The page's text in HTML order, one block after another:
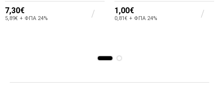
7,30€
5,89€ + ΦΠΑ 24%
1,00€
0,81€ + ΦΠΑ 24%